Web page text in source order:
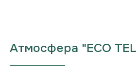
Атмосфера "ECO
___________________